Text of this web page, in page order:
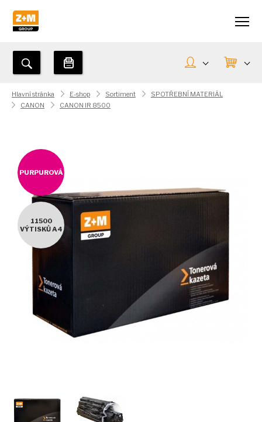
Hlavní stránka E-shop Sortiment
SPOTŘEBNÍ MATERIÁL
CANON
CANON IR 8500
PURPUROVÁ
11500
VÝTISKŮ A4